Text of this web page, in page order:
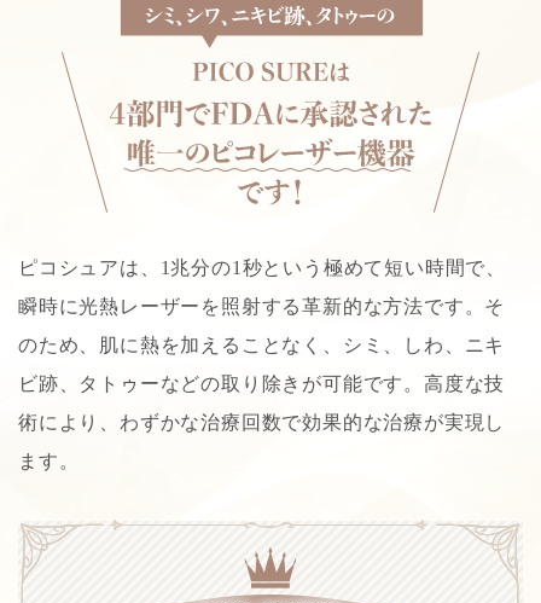
ピコシュアは、1兆分の1秒という極めて短い時間で、
瞬時に光熱レーザーを照射する革新的な方法です。そ
のため、肌に熱を加えることなく、シミ、しわ、ニキ
ビ跡、タトゥーなどの取り除きが可能です。高度な技
術により、わずかな治療回数で効果的な治療が実現し
ます。